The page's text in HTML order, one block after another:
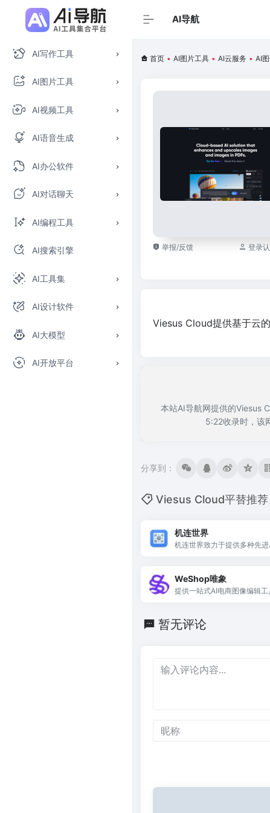
AI写作工具
AI图片工具
AI视频工具
AI语音生成
AI办公软件
AI对话聊天
AI编程工具
AI搜索引擎
AI工具集
AI设计软件
AI大模型
AI开放平台
AI导航
首页 • AI图片工具 • AI云服务 • AI
举报/反馈 登录
Viesus Cloud提供基于云
本站AI导航网提供的Viesus
5:22收录时，该
分享到：
Viesus Cloud平替推荐
机连世界
机连世界致力于提供多种先
WeShop唯象
提供一站式AI电商图像编辑
暂无评论